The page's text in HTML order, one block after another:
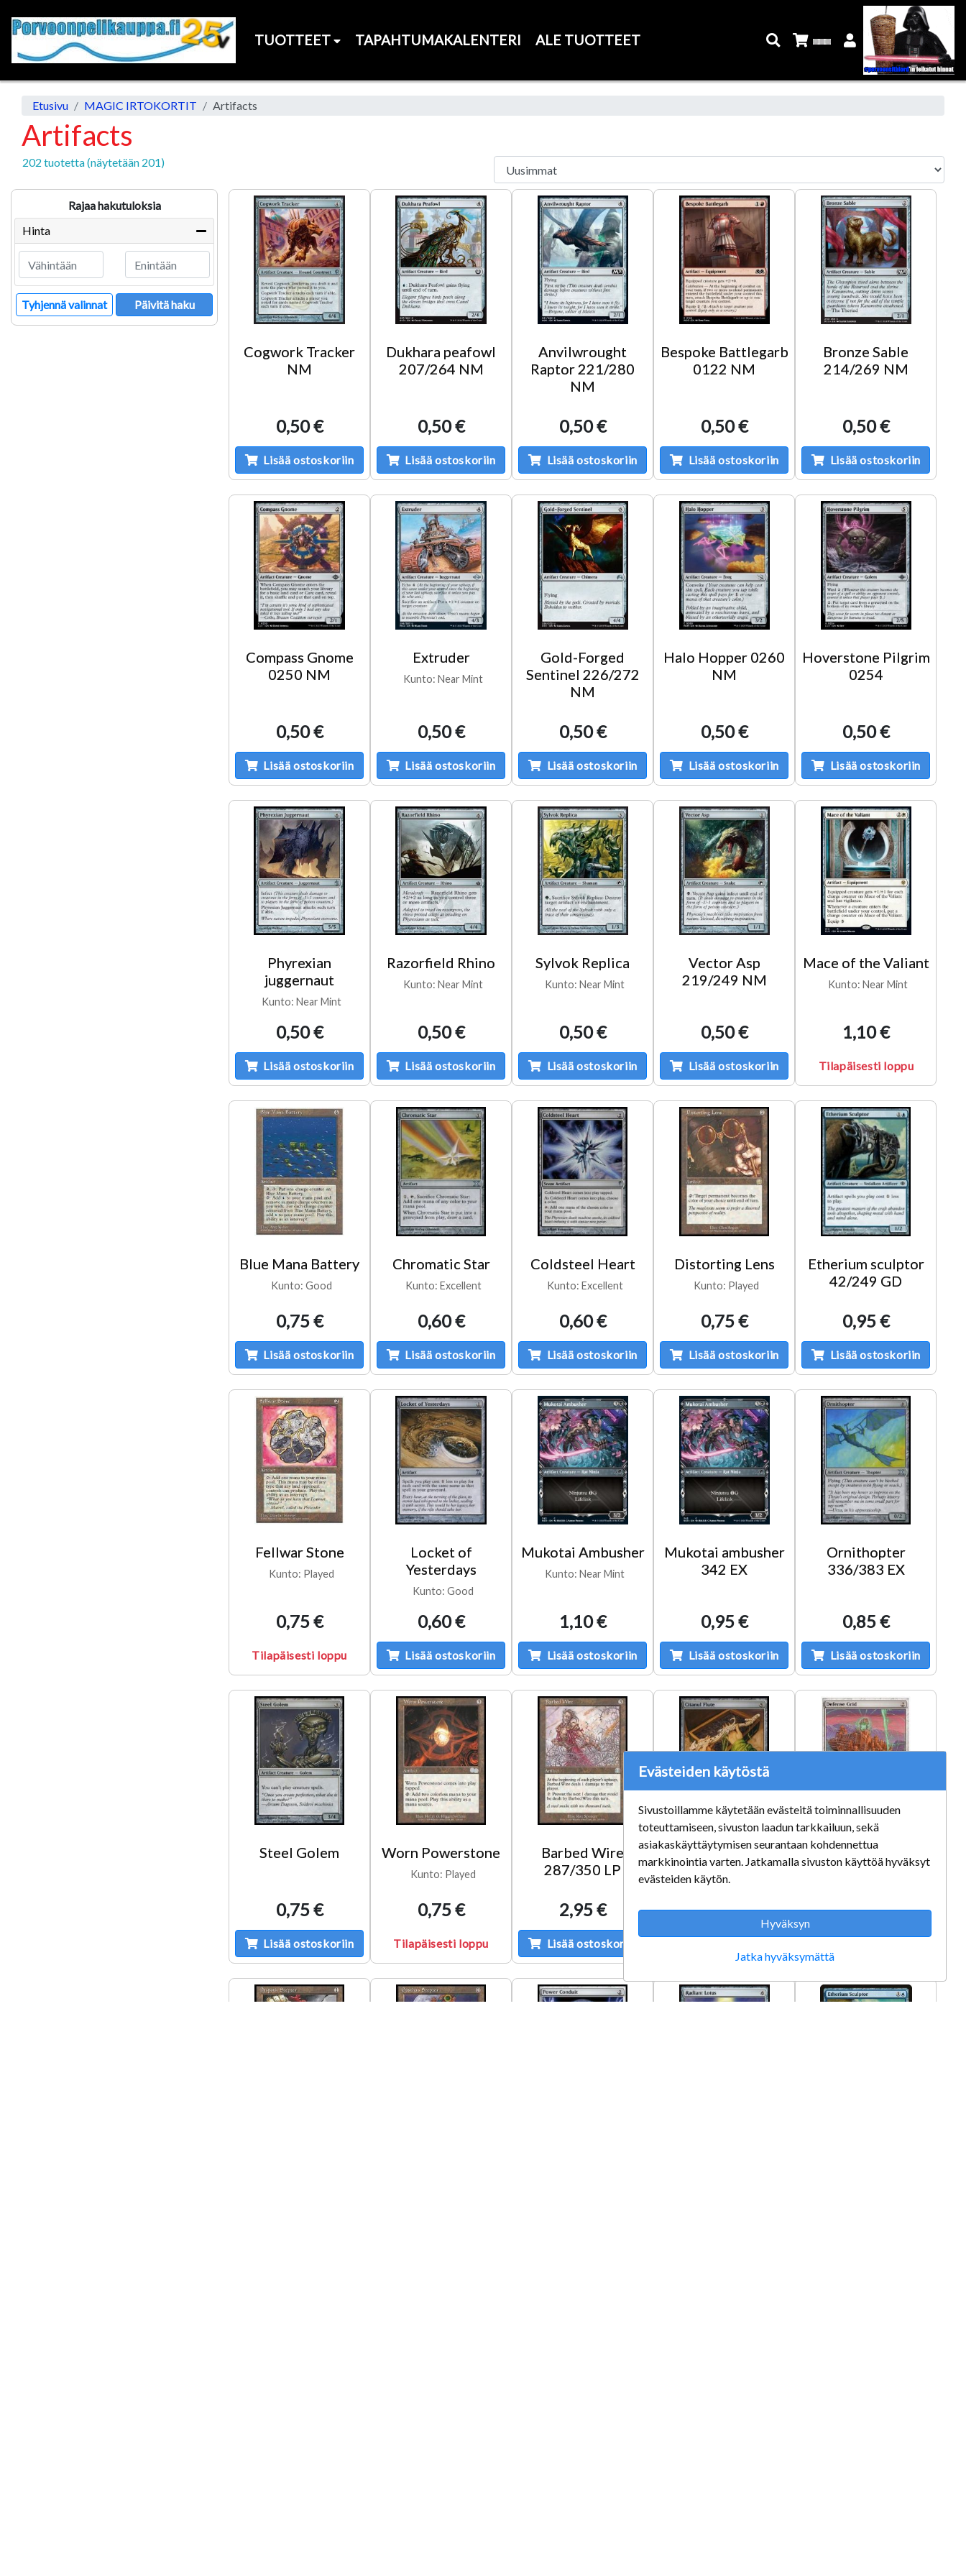
TUOTTEET TAPAHTUMAKALENTERI ALE TUOTTEET
Etusivu MAGIC IRTOKORTIT Artifacts
Artifacts
202 tuotetta (näytetään 201)
Rajaa hakutuloksia
Hinta
Tyhjennä valinnat Päivitä haku
Cogwork Tracker
NM
0,50 €
Lisää ostoskoriin
Dukhara peafowl
207/264 NM
0,50 €
Lisää ostoskoriin
Anvilwrought
Raptor 221/280
NM
0,50 €
Lisää ostoskoriin
Bespoke Battlegarb
0122 NM
0,50 €
Lisää ostoskoriin
Bronze Sable
214/269 NM
0,50 €
Lisää ostoskoriin
Compass Gnome
0250 NM
0,50 €
Lisää ostoskoriin
Extruder
Kunto: Near Mint
0,50 €
Lisää ostoskoriin
Gold-Forged
Sentinel 226/272
NM
0,50 €
Lisää ostoskoriin
Halo Hopper 0260
NM
0,50 €
Lisää ostoskoriin
Hoverstone Pilgrim
0254
0,50 €
Lisää ostoskoriin
Phyrexian
juggernaut
Kunto: Near Mint
0,50 €
Lisää ostoskoriin
Razorfield Rhino
Kunto: Near Mint
0,50 €
Lisää ostoskoriin
Sylvok Replica
Kunto: Near Mint
0,50 €
Lisää ostoskoriin
Vector Asp
219/249 NM
0,50 €
Lisää ostoskoriin
Mace of the Valiant
Kunto: Near Mint
1,10 €
Tilapäisesti loppu
Blue Mana Battery
Kunto: Good
0,75 €
Lisää ostoskoriin
Chromatic Star
Kunto: Excellent
0,60 €
Lisää ostoskoriin
Coldsteel Heart
Kunto: Excellent
0,60 €
Lisää ostoskoriin
Distorting Lens
Kunto: Played
0,75 €
Lisää ostoskoriin
Etherium sculptor
42/249 GD
0,95 €
Lisää ostoskoriin
Fellwar Stone
Kunto: Played
0,75 €
Tilapäisesti loppu
Locket of
Yesterdays
Kunto: Good
0,60 €
Lisää ostoskoriin
Mukotai Ambusher
Kunto: Near Mint
1,10 €
Lisää ostoskoriin
Mukotai ambusher
342 EX
0,95 €
Lisää ostoskoriin
Ornithopter
336/383 EX
0,85 €
Lisää ostoskoriin
Steel Golem
0,75 €
Lisää ostoskoriin
Worn Powerstone
Kunto: Played
0,75 €
Tilapäisesti loppu
Barbed Wire
287/350 LP
2,95 €
Lisää ostoskoriin
Citanul Flute
315/383 EX
2,75 €
Defense Grid
4,00 €
Evästeiden käytöstä
Sivustoillamme käytetään evästeitä toiminnallisuuden
toteuttamiseen, sivuston laadun tarkkailuun, sekä
asiakaskäyttäytymisen seurantaan kohdennettua
markkinointia varten. Jatkamalla sivuston käyttöä hyväksyt
evästeiden käytön.
Hyväksyn
Jatka hyväksymättä